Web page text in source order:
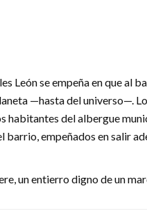
León se empeña en que al
—hasta del universo—.
habitantes del albergue
empeñados en salir
un entierro digno de un